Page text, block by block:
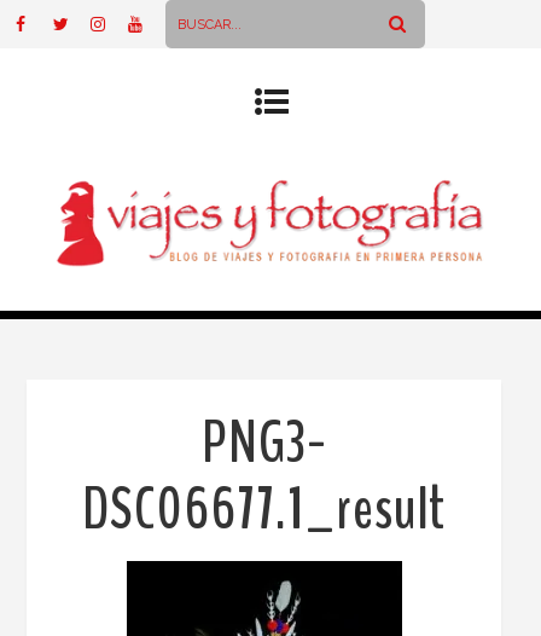
PNG3-
DSC06677.1_result